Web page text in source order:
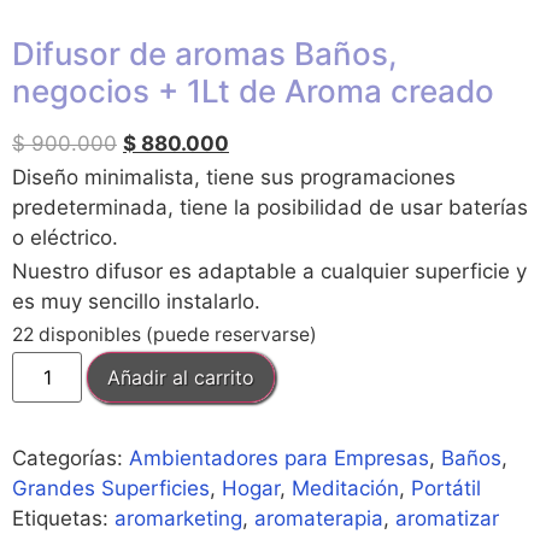
Difusor de aromas Baños,
negocios + 1Lt de Aroma creado
$900.000 $ 880.000
Diseño minimalista, tiene sus programaciones
predeterminada, tiene la posibilidad de usar baterías
o eléctrico.
Nuestro difusor es adaptable a cualquier superficie y
es muy sencillo instalarlo.
22 disponibles (puede reservarse)
Añadir al carrito
Categorías: Ambientadores para Empresas, Baños,
Grandes Superficies, Hogar, Meditación, Portátil
Etiquetas: aromarketing, aromaterapia, aromatizar